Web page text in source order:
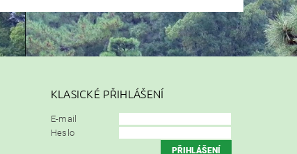
KLASICKÉ PŘIHLÁŠENÍ
E-mail
Heslo